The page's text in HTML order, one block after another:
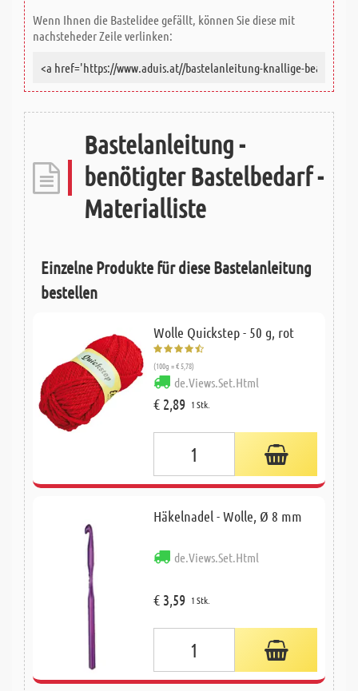
Wenn Ihnen die Bastelidee gefällt, können Sie diese mit
nachsteheder Zeile verlinken:
Bastelanleitung -
benötigter Bastelbedarf -
Materialliste
Einzelne Produkte für diese Bastelanleitung
bestellen
Wolle Quickstep - 50 g, rot
(100g = € 5,78)
de.Views.Set.Html
€ 2,89 1 Stk.
Häkelnadel - Wolle, Ø 8 mm
de.Views.Set.Html
€ 3,59 1 Stk.